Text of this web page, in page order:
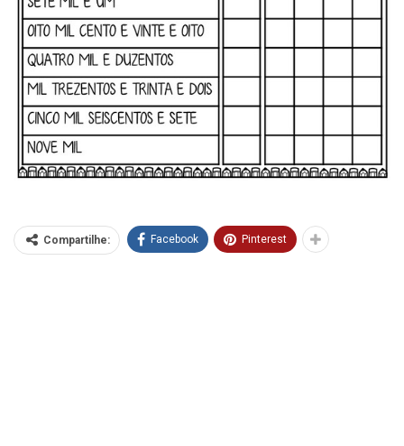
Compartilhe: Facebook Pinterest